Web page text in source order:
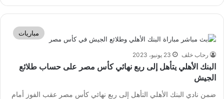
مباريات
رحاب خلف 23 يونيو، 2023
البنك الأهلي يتأهل إلى ربع نهائي كأس مصر على حساب طلائع
الجيش
ضمن نادي البنك الأهلي التأهل إلى ربع نهائي كأس مصر عقب الفوز أمام